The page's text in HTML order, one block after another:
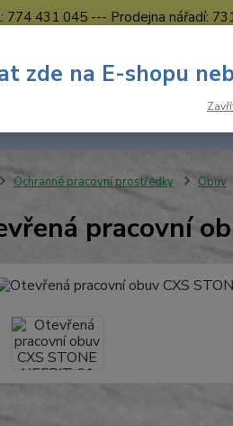
774 431 045 --- Prodejna nářadí:
Ochranné pracovní prostředky Obuv
pracovní
zde na E-shopu